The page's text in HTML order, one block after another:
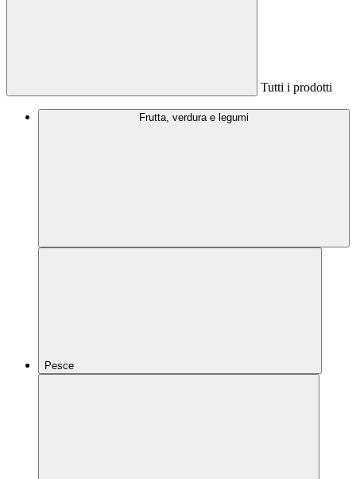
Tutti i prodotti
Frutta, verdura e legumi
Pesce